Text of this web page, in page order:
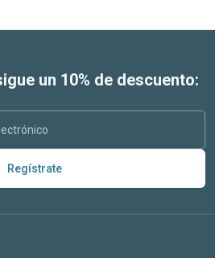
un 10% de descuento:
Regístrate